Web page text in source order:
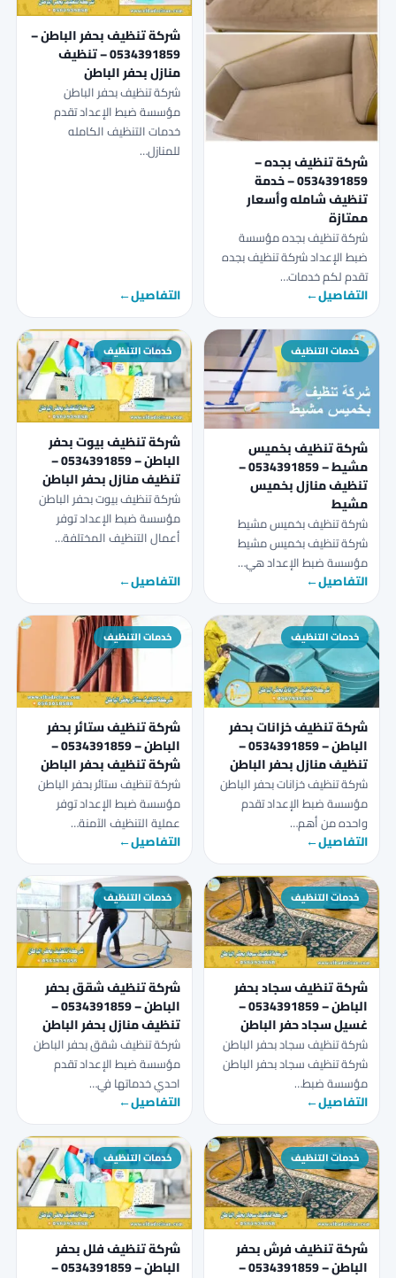
شركة تنظيف بجده –
0534391859 – خدمة
تنظيف شامله وأسعار
ممتازة
شركة تنظيف بجده مؤسسة
ضبط الإعداد شركة تنظيف بجده
تقدم لكم خدمات…
التفاصيل←
شركة تنظيف بحفر الباطن –
0534391859 – تنظيف
منازل بحفر الباطن
شركة تنظيف بحفر الباطن
مؤسسة ضبط الإعداد تقدم
خدمات التنظيف الكامله
للمنازل…
التفاصيل←
خدمات التنظيف
شركة تنظيف بخميس
مشيط – 0534391859 –
تنظيف منازل بخميس
مشيط
شركة تنظيف بخميس مشيط
شركة تنظيف بخميس مشيط
مؤسسة ضبط الإعداد هي…
التفاصيل←
خدمات التنظيف
شركة تنظيف بيوت بحفر
الباطن – 0534391859 –
تنظيف منازل بحفر الباطن
شركة تنظيف بيوت بحفر الباطن
مؤسسة ضبط الإعداد توفر
أعمال التنظيف المختلفة…
التفاصيل←
خدمات التنظيف
شركة تنظيف خزانات بحفر
الباطن – 0534391859 –
تنظيف منازل بحفر الباطن
شركة تنظيف خزانات بحفر الباطن
مؤسسة ضبط الإعداد تقدم
واحده من أهم…
التفاصيل←
خدمات التنظيف
شركة تنظيف ستائر بحفر
الباطن – 0534391859 –
شركة تنظيف بحفر الباطن
شركة تنظيف ستائر بحفر الباطن
مؤسسة ضبط الإعداد توفر
عملية التنظيف الآمنة…
التفاصيل←
خدمات التنظيف
شركة تنظيف سجاد بحفر
الباطن – 0534391859 –
غسيل سجاد حفر الباطن
شركة تنظيف سجاد بحفر الباطن
شركة تنظيف سجاد بحفر الباطن
مؤسسة ضبط…
التفاصيل←
خدمات التنظيف
شركة تنظيف شقق بحفر
الباطن – 0534391859 –
تنظيف منازل بحفر الباطن
شركة تنظيف شقق بحفر الباطن
مؤسسة ضبط الإعداد تقدم
احدي خدماتها في…
التفاصيل←
خدمات التنظيف
شركة تنظيف فرش بحفر
الباطن – 0534391859 –
خدمات التنظيف
شركة تنظيف فلل بحفر
الباطن – 0534391859 –